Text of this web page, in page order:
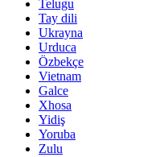
Telugu
Tay dili
Ukrayna
Urduca
Özbekçe
Vietnam
Galce
Xhosa
Yidiş
Yoruba
Zulu